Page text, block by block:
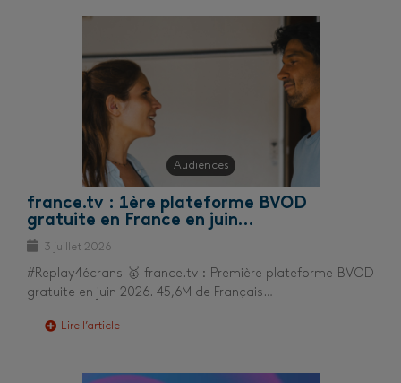
Audiences
france.tv : 1ère plateforme BVOD
gratuite en France en juin…
3 juillet 2026
#Replay4écrans 🥇 france.tv : Première plateforme BVOD
gratuite en juin 2026. 45,6M de Français…
Lire l’article